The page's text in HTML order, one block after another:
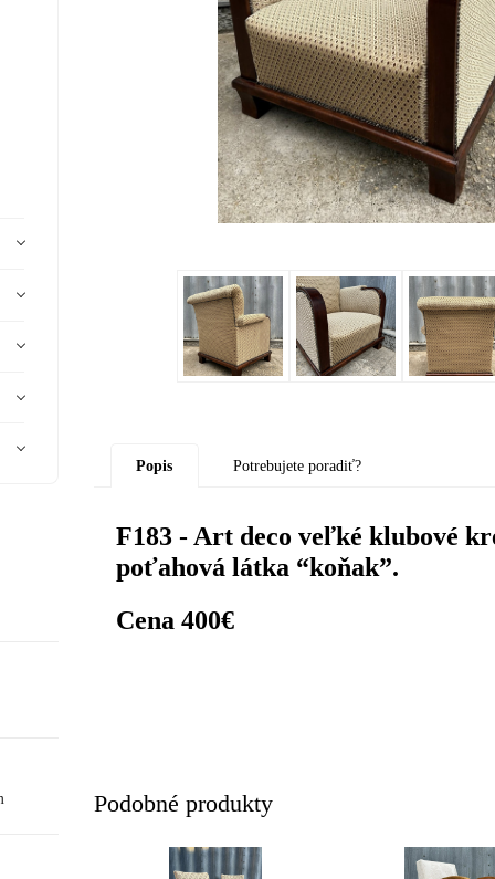
Popis Potrebujete poradiť?
F183 - Art deco veľké klubové
poťahová látka “koňak”.
Cena 400€
Podobné produkty